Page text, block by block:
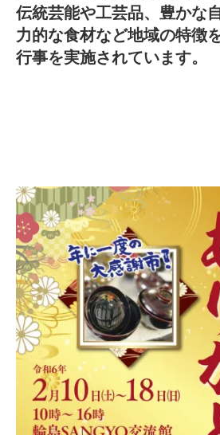
伝統芸能や工芸品、豊かな
力的な食材など地域の特徴
行事を実施されています。